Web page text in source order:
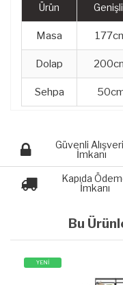
Ürün
Masa
Dolap
Sehpa
Güvenli
İmkanı
Kapıda
İmkanı
Bu
YENİ